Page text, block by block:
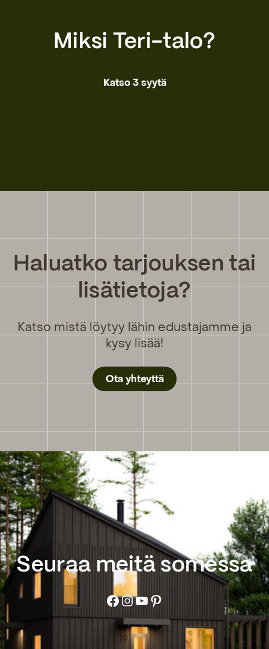
Miksi Teri-talo?
Katso 3 syytä
Haluatko tarjouksen tai
lisätietoja?
Katso mistä löytyy lähin edustajamme ja
kysy lisää!
Ota yhteyttä
Seuraa meitä somessa
Facebook
Instagram
YouTube
Pinterest